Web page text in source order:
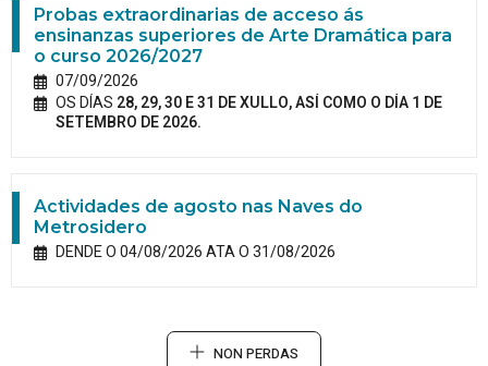
Probas extraordinarias de acceso ás
ensinanzas superiores de Arte Dramática para
o curso 2026/2027
07/09/2026
OS DÍAS 28, 29, 30 E 31 DE XULLO, ASÍ COMO O DÍA 1 DE
SETEMBRO DE 2026.
Actividades de agosto nas Naves do
Metrosidero
DENDE O 04/08/2026 ATA O 31/08/2026
NON PERDAS